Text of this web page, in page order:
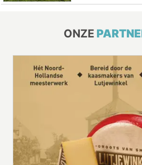
ONZE